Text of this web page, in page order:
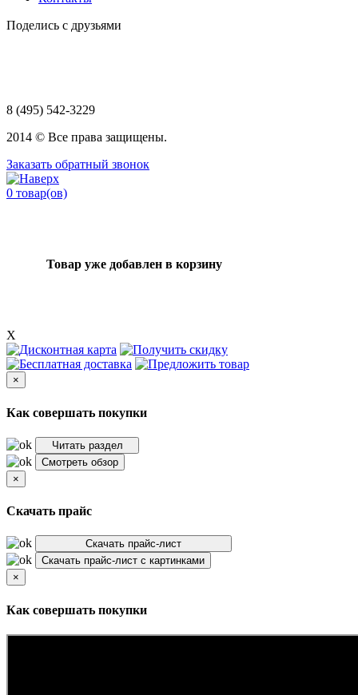
Поделись с друзьями
8 (495) 542-3229
2014 © Все права защищены.
Заказать обратный звонок
0 товар(ов)
Товар уже добавлен в корзину
X
×
Как совершать покупки
Читать раздел
Смотреть обзор
×
Скачать прайс
Скачать прайс-лист
Скачать прайс-лист с картинками
×
Как совершать покупки